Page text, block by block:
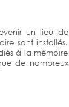
un lieu de
sont installés.
à la mémoire
de nombreux